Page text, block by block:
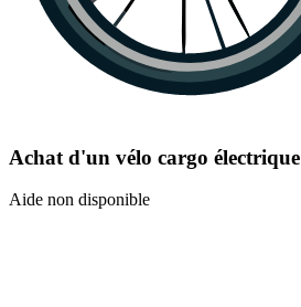
Achat d'un vélo cargo électrique
Aide non disponible